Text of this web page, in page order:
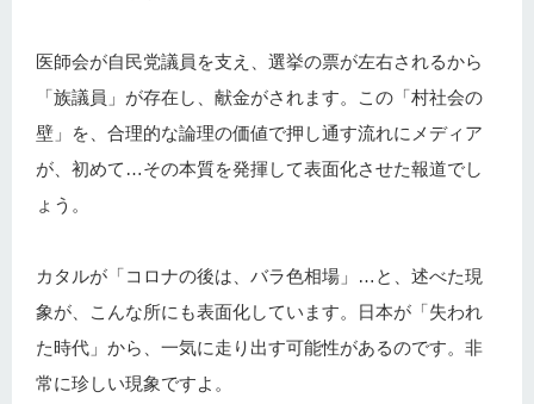
医師会が自民党議員を支え、選挙の票が左右されるから
「族議員」が存在し、献金がされます。この「村社会の
壁」を、合理的な論理の価値で押し通す流れにメディア
が、初めて…その本質を発揮して表面化させた報道でし
ょう。
カタルが「コロナの後は、バラ色相場」…と、述べた現
象が、こんな所にも表面化しています。日本が「失われ
た時代」から、一気に走り出す可能性があるのです。非
常に珍しい現象ですよ。